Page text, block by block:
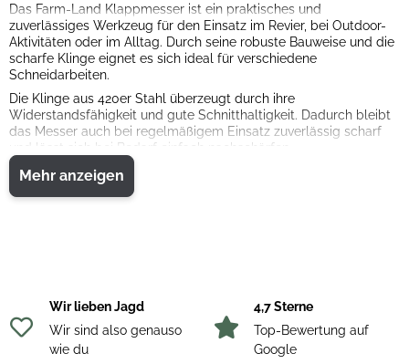
Das Farm-Land Klappmesser ist ein praktisches und
zuverlässiges Werkzeug für den Einsatz im Revier, bei Outdoor-
Aktivitäten oder im Alltag. Durch seine robuste Bauweise und die
scharfe Klinge eignet es sich ideal für verschiedene
Schneidarbeiten.
Die Klinge aus 420er Stahl überzeugt durch ihre
Widerstandsfähigkeit und gute Schnitthaltigkeit. Dadurch bleibt
das Messer auch bei regelmäßigem Einsatz zuverlässig scharf
und lässt sich bei Bedarf einfach nachschärfen.
Der rutschfeste Griff in auffälligem Signalorange sorgt für eine
sichere Handhabung und bietet gleichzeitig einen großen Vorteil
• Klinge aus robustem 420er Stahl
• Rutschfester Griff in Signalorange für sicheren Halt
• Auffällige Farbe für schnelles Wiederfinden im Gelände
• Faltbare Konstruktion für sicheren und platzsparenden
Mehr anzeigen
Wir lieben Jagd
Wir sind also genauso
wie du
4,7 Sterne
Top-Bewertung auf
Google